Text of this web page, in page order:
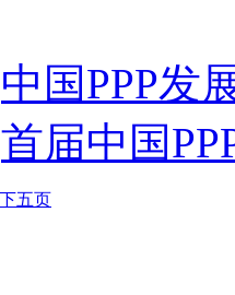
中国PPP发
首届中国
下五页